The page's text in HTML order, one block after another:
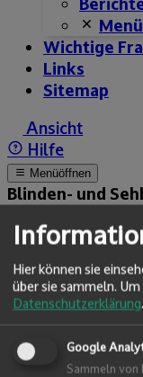
Hier können sie
über sie sammeln.
Datenschutzerklärung.
Google
Sammeln von
Wichtige
Links
Sitemap
Ansicht
Hilfe
Menüöffnen
Blinden- und
Spenden
Anrufen
Suchen
Ein treuer Freund
Pfoten.
Ihre
Einsamkeit.